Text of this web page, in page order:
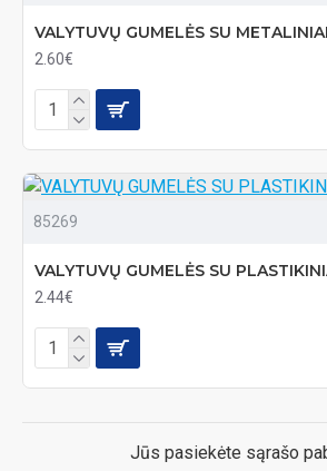
VALYTUVŲ GUMELĖS SU
2.60€
85269
VALYTUVŲ GUMELĖS SU
2.44€
Jūs pasiekėte sąrašo